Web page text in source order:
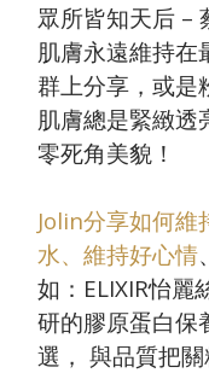
眾所皆知天后 –
肌膚永遠維持在
群上分享，或是
肌膚總是緊緻透
零死角美貌！
Jolin分享如何
水、維持好心情
如： ELIXIR怡麗
研的膠原蛋白保
選， 與品質把